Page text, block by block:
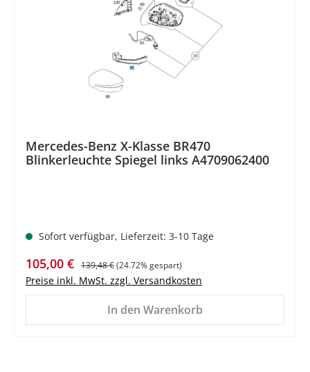
Mercedes-Benz X-Klasse BR470
Blinkerleuchte Spiegel links A4709062400
Sofort verfügbar, Lieferzeit: 3-10 Tage
Verkaufspreis:
105,00 € Regulärer Preis:
139,48 €(24.72% gespart)
Preise inkl. MwSt. zzgl. Versandkosten
In den Warenkorb